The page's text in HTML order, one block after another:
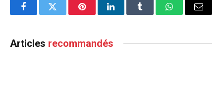
FacebookTwitter PinterestLinkedInTumblr WhatsAppEmail
Articles recommandés